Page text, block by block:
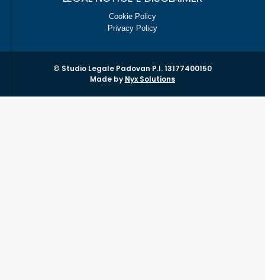
Cookie Policy
Privacy Policy
© Studio Legale Padovan P.I. 13177400150
Made by Nyx Solutions